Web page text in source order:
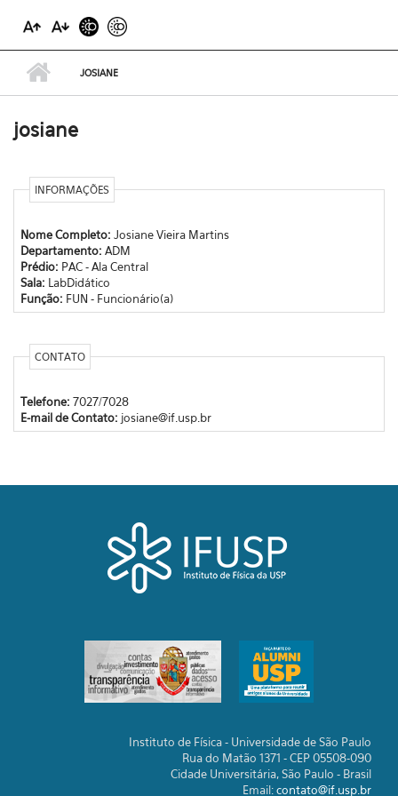
JOSIANE
josiane
INFORMAÇÕES
Nome Completo: Josiane Vieira Martins
Departamento: ADM
Prédio: PAC - Ala Central
Sala: LabDidático
Função: FUN - Funcionário(a)
CONTATO
Telefone: 7027/7028
E-mail de Contato: josiane@if.usp.br
Instituto de Física - Universidade de São Paulo
Rua do Matão 1371 - CEP 05508-090
Cidade Universitária, São Paulo - Brasil
Email:contato@if.usp.br